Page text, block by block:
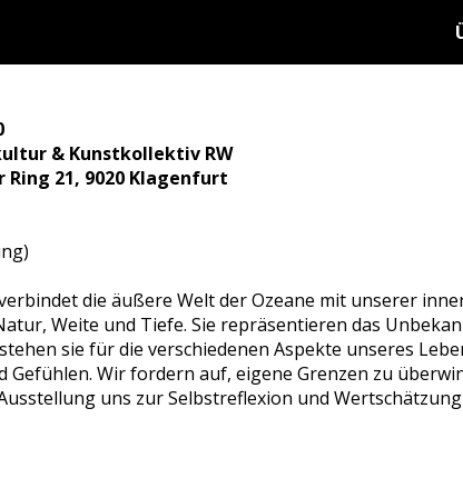
& Kunstkollektiv RW
21, 9020 Klagenfurt
die äußere Welt der Ozeane mit unserer
Weite und Tiefe. Sie repräsentieren das
sie für die verschiedenen Aspekte unseres
Wir fordern auf, eigene Grenzen zu
uns zur Selbstreflexion und